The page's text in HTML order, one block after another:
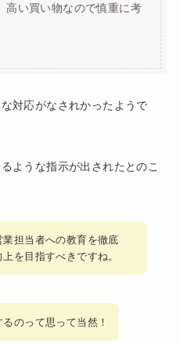
高い買い物なので慎重に考
対応がなされかったようで
ような指示が出されたとのこ
担当者への教育を徹底
を目指すべきですね。
のって思って当然！